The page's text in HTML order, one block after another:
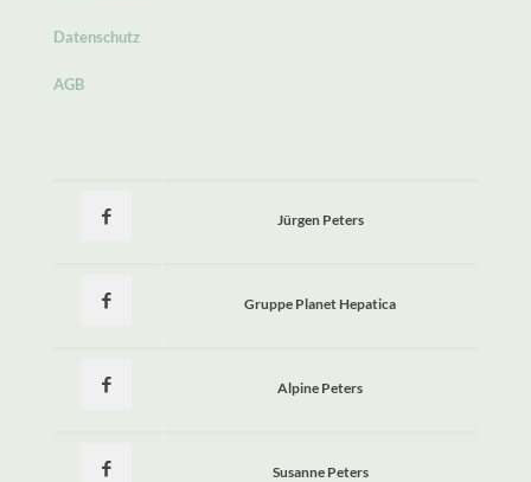
Datenschutz
AGB
Jürgen Peters
Gruppe Planet Hepatica
Alpine Peters
Susanne Peters